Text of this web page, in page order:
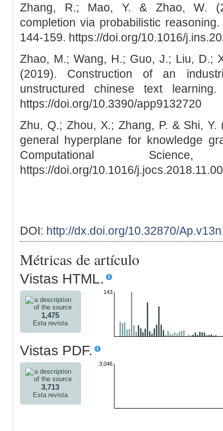
Zhang, R.; Mao, Y. & Zhao, W.
completion via probabilistic
144-159. https://doi.org/10.1016/
Zhao, M.; Wang, H.; Guo, J.; Liu, D.;
(2019). Construction of an
unstructured chinese text
https://doi.org/10.3390/app9132720
Zhu, Q.; Zhou, X.; Zhang, P. & Shi,
general hyperplane for knowledge
Computational
https://doi.org/10.1016/
DOI: http://dx.doi.org/10.32870/
Métricas de artículo
Vistas HTML.
1,475
Esta revista
143
Vistas PDF.
3,713
Esta revista
3,046